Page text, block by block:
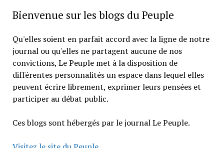
Bienvenue sur les blogs du Peuple
Qu'elles soient en parfait accord avec la ligne de notre
journal ou qu'elles ne partagent aucune de nos
convictions, Le Peuple met à la disposition de
différentes personnalités un espace dans lequel elles
peuvent écrire librement, exprimer leurs pensées et
participer au débat public.
Ces blogs sont hébergés par le journal Le Peuple.